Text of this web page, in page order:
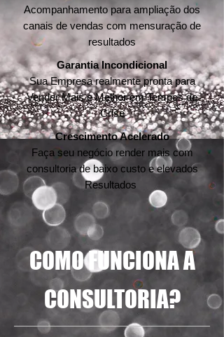
Acompanhamento para ampliação dos
canais de vendas com mensuração de
resultados
Garantia Incondicional
Sua Empresa realmente pronta para
Vender Mais e Melhor em Tempos de
Crise
Crescimento Acelerado
Faça seu negócio render mais com
consultoria de baixo custo e elevados
Resultados
COMO FUNCIONA A
CONSULTORIA?